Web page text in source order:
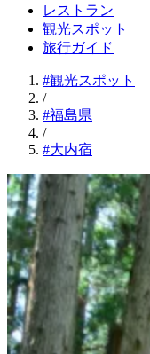
レストラン
観光スポット
旅行ガイド
#観光スポット
/
#福島県
/
#大内宿